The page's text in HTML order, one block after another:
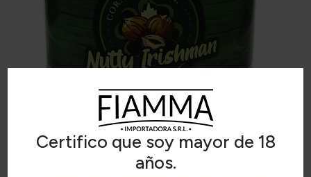
Certifico que soy mayor de 18
años.
CORNELL & DIEHL NUTTY
IRISHMAN